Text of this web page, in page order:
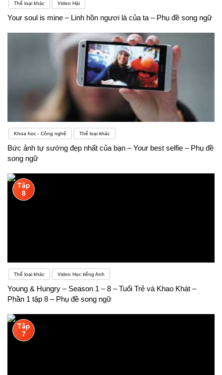
Thể loại khác Video Hài
Your soul is mine – Linh hồn ngươi là của ta – Phụ đề song ngữ
Khoa học - Công nghệ Thể loại khác
Bức ảnh tự sướng đẹp nhất của bạn – Your best selfie – Phụ đề
song ngữ
Tập
8
Thể loại khác Video Học tiếng Anh
Young & Hungry – Season 1 – 8 – Tuổi Trẻ và Khao Khát –
Phần 1 tập 8 – Phụ đề song ngữ
Tập
7